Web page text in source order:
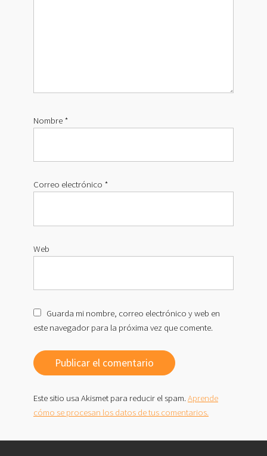
Nombre *
Correo electrónico *
Web
Guarda mi nombre, correo electrónico y web en
este navegador para la próxima vez que comente.
Este sitio usa Akismet para reducir el spam.Aprende
cómo se procesan los datos de tus comentarios.